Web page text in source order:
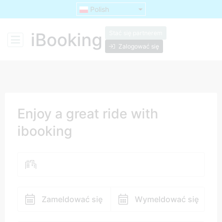
Polish
iBooking
Zalogować się
Enjoy a great ride with
ibooking
Zameldować się Wymeldować się